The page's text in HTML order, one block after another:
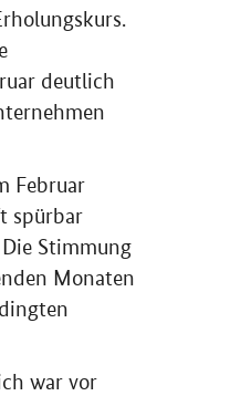
deutlich
Februar
spürbar
Stimmung
Monaten
war vor